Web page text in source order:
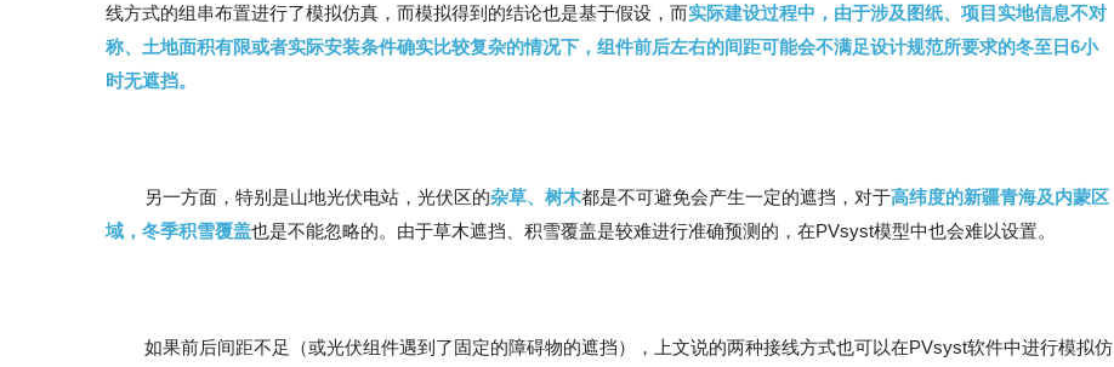
线方式的组串布置进行了模拟仿真，而模拟得到的结论也是基于假设，而实际建设过程中，由于涉及图纸、项目实地信息不对
称、土地面积有限或者实际安装条件确实比较复杂的情况下 ，组件前后左右的间距可能会不满足设计规范所要求的冬至日6小
时无遮挡。
另一方面，特别是山地光伏电站，光伏区的杂草、树木都是不可避免会产生一定的遮挡，对于高纬度的新疆青海及内蒙区
域，冬季积雪覆盖也是不能忽略的。由于草木遮挡、积雪覆盖是较难进行准确预测的，在PVsyst模型中也会难以设置。
如果前后间距不足（或光伏组件遇到了固定的障碍物的遮挡），上文说的两种接线方式也可以在PVsyst软件中进行模拟仿